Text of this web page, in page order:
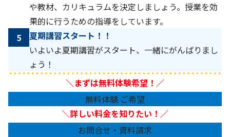
や教材、カリキュラムを決定しましょう。授業を効
果的に行うための指導をしています。
5
夏期講習スタート！！
いよいよ夏期講習がスタート、一緒にがんばりまし
ょう！
＼まずは無料体験希望！／
無料体験 ご希望
＼詳しい料金を知りたい！／
お問合せ・資料請求